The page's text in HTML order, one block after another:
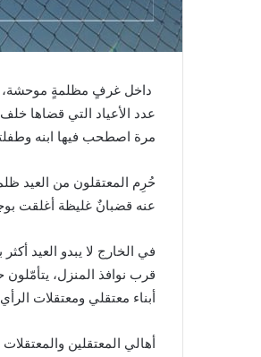
داخل غرفٍ مظلمةٍ موحشة،
عدد الأعياد التي قضاها
مرة اصطحب فيها ابنه
حُرِم المعتقلون من العيد
عنه قضبانٌ غليظة أغلقت
في الخارج لا يبدو العيد
قرب نوافذ المنزل،
أبناء معتقلي ومعتقلات
أهالي المعتقلين